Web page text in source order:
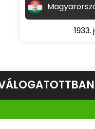
1933.